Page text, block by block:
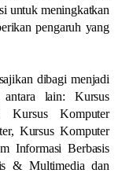
untuk meningkatkan
pengaruh yang
dibagi menjadi
antara lain: Kursus
Kursus Komputer
Kursus Komputer
Informasi Berbasis
& Multimedia dan